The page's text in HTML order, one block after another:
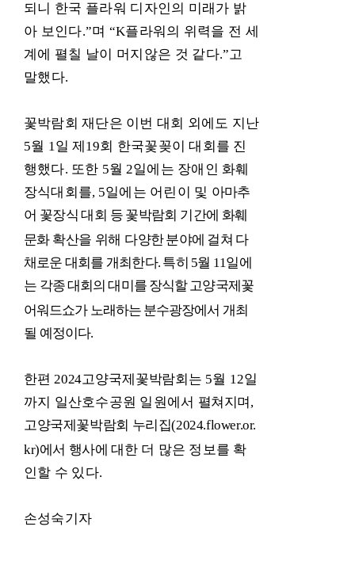
되니 한국 플라워 디자인의 미래가 밝
아 보인다.”며 “K플라워의 위력을 전 세
계에 펼칠 날이 머지않은 것 같다.”고
말했다.
꽃박람회 재단은 이번 대회 외에도 지난
5월 1일 제 19회 한국꽃꽂이 대회를 진
행했다. 또한 5월2일에는 장애인 화훼
장식대회를, 5일에는 어린이 및 아마추
어 꽃장식 대회 등 꽃박람회 기간에 화훼
문화 확산을 위해 다양한 분야에 걸쳐 다
채로운 대회를 개최한다. 특히 5월 11일에
는 각종 대회의 대미를 장식할 고양국제꽃
어워드쇼가 노래하는 분수광장에서 개최
될 예정이다.
한편 2024고양국제꽃박람회는 5월 12일
까지 일산호수공원 일원에서 펼쳐지며 ,
고양국제꽃박람회 누리집(2024.flower.or.
kr)에서 행사에 대한 더 많은 정보를 확
인할 수 있다.
손성숙기자